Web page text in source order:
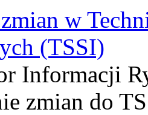
w
(TSSI)
Informacji
zmian do